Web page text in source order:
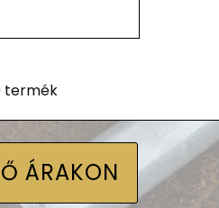
termék
ÁRAKON